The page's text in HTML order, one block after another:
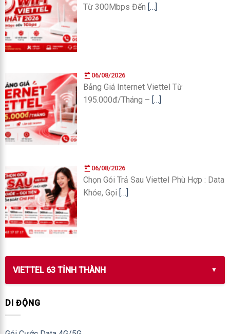
Từ 300Mbps Đến […]
06/08/2026
Bảng Giá Internet Viettel Từ
195.000đ/Tháng – […]
06/08/2026
Chọn Gói Trả Sau Viettel Phù Hợp : Data
Khỏe, Gọi […]
VIETTEL 63 TỈNH THÀNH
DI ĐỘNG